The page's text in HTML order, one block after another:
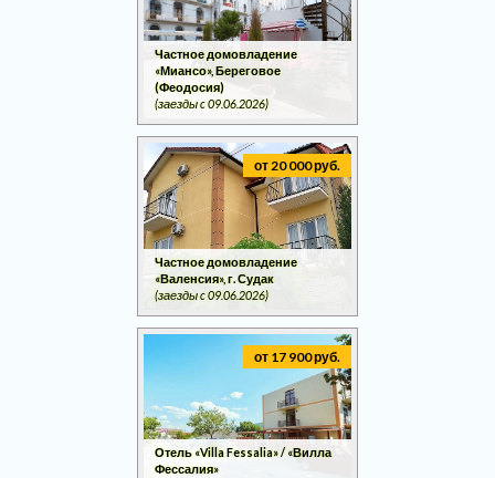
Частное домовладение
«Миансо», Береговое
(Феодосия)
(заезды c 09.06.2026)
от 20 000 руб.
Частное домовладение
«Валенсия», г. Судак
(заезды c 09.06.2026)
от 17 900 руб.
Отель «Villa Fessalia» / «Вилла
Фессалия»